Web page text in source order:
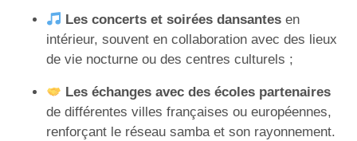
Les concerts et soirées dansantes en
intérieur, souvent en collaboration avec des lieux
de vie nocturne ou des centres culturels ;
Les échanges avec des écoles partenaires
de différentes villes françaises ou européennes,
renforçant le réseau samba et son rayonnement.